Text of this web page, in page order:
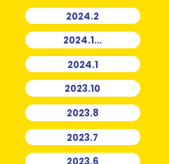
2024.2
2024.1…
2024.1
2023.10
2023.8
2023.7